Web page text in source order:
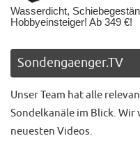
Wasserdicht,
Hobbyeinsteiger! Ab 349 €!
Sondengaenger.TV
Unser Team hat alle
Sondelkanäle im Blick.
neuesten Videos.